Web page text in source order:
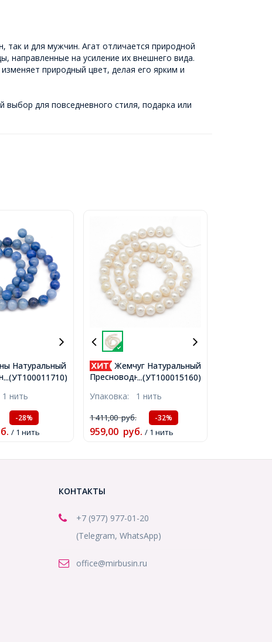
так и для мужчин. Агат отличается природной
на усиление их внешнего вида.
природный цвет, делая его ярким и
выбор для повседневного стиля, подарка или
...(УТ100011710)
Натуральный
Круглые,
40см/нить,
1 нить
-28%
/ 1 нить
...(УТ100015160)
Жемчуг Натуральный
Пресноводный Класс В
Кость, 7~8мм, Отверстие
0.8мм, около 69шт/36см/
нить, (УТ100015160)
Упаковка: 1 нить
1 411,00руб. -32%
959,00 руб. / 1 нить
КОНТАКТЫ
+7 (977) 977-01-20
(Telegram, WhatsApp)
office@mirbusin.ru